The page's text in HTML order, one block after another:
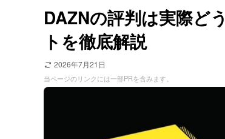
DAZNの評判は実際ど
トを徹底解説
2026年7月21日
当ページのリンクには一部PRを含みます。